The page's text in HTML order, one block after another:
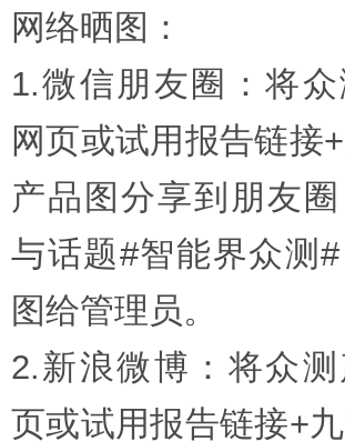
网络晒图：
1.微信朋友圈：将
网页或试用报告链接
产品图分享到朋友
与话题#智能界众测
图给管理员。
2.新浪微博：将众测
页或试用报告链接+